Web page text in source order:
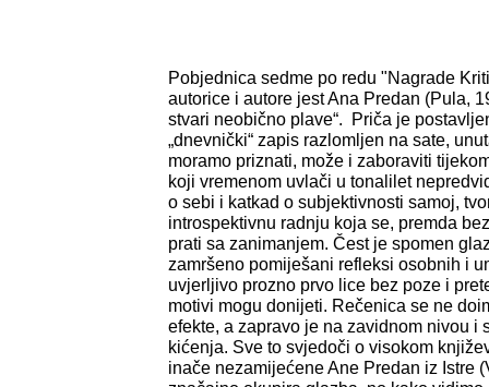
Pobjednica sedme po redu "Nagrade
autorice i autore jest Ana Predan (Pula,
stvari neobično plave“. Priča je
„dnevnički“ zapis razlomljen na sate,
moramo priznati, može i zaboraviti
koji vremenom uvlači u tonalilet
o sebi i katkad o subjektivnosti samoj,
introspektivnu radnju koja se, premda
prati sa zanimanjem. Čest je spomen
zamršeno pomiješani refleksi osobnih i
uvjerljivo prozno prvo lice bez poze i
motivi mogu donijeti. Rečenica se ne
efekte, a zapravo je na zavidnom nivou i
kićenja. Sve to svjedoči o visokom
inače nezamijećene Ane Predan iz Istre